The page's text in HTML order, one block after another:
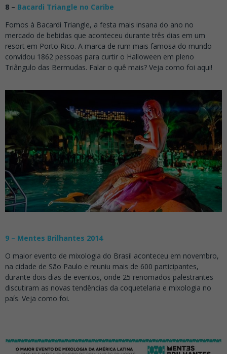
8 – Bacardi Triangle no Caribe
Fomos à Bacardi Triangle, a festa mais insana do ano no
mercado de bebidas que aconteceu durante três dias em um
resort em Porto Rico. A marca de rum mais famosa do mundo
convidou 1862 pessoas para curtir o Halloween em pleno
Triângulo das Bermudas. Falar o quê mais? Veja como foi aqui!
9 – Mentes Brilhantes 2014
O maior evento de mixologia do Brasil aconteceu em novembro,
na cidade de São Paulo e reuniu mais de 600 participantes,
durante dois dias de eventos, onde 25 renomados palestrantes
discutiram as novas tendências da coquetelaria e mixologia no
país. Veja como foi.